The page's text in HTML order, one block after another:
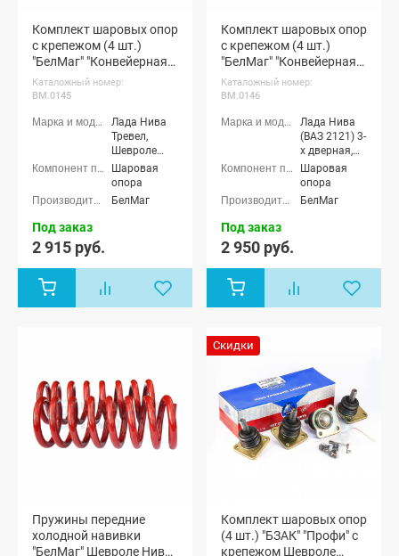
Комплект шаровых опор
с крепежом (4 шт.)
"БелМаг" "Конвейерная"
Шевроле Нива, Нива
Тревел
Каталожный номер:
BM.0145
Лада Нива
Тревел,
Шевроле
Нива (ВАЗ
2123)
Шаровая
опора
БелМаг
Под заказ
2 915 руб.
Комплект шаровых опор
с крепежом (4 шт.)
"БелМаг" "Конвейерная"
Лада Нива 4х4, Шевроле
Нива, Нива Тревел
Каталожный номер:
BM.0146
Лада Нива
(ВАЗ 2121) 3-
х дверная,
Лада Нива
4x4 (ВАЗ
3-х дверная,
(ВАЗ 2131) 5-
дверная,
Лада Нива
Нива 4x4
Пикап, Лада
Нива Тревел,
Шевроле
Нива (ВАЗ
2123)
Шаровая
опора
БелМаг
Под заказ
2 950 руб.
Пружины передние
холодной навивки
"БелМаг" Шевроле Нива,
Скидки
Комплект шаровых опор
(4 шт.) "БЗАК" "Профи" с
крепежом Шевроле